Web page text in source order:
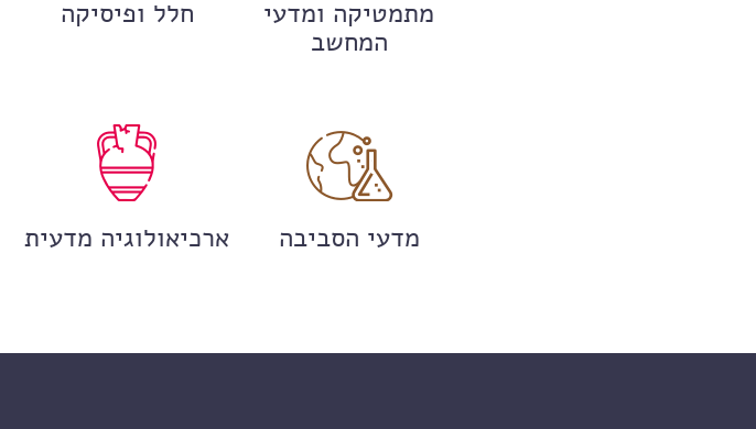
מתמטיקה ומדעי
המחשב
חלל ופיסיקה
מדעי הסביבה ארכיאולוגיה מדעית